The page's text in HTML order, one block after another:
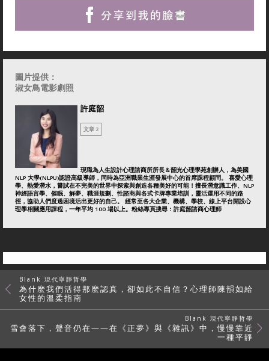
圖片提供：
淑女鳥電影劇照
許庭韶
文章 2
現職為人生設計心理諮商所所長＆韶光心理學苑創辦人，為美國
NLP 大學(NLPU)認證高級導師，同時為亞洲職業生涯發展中心的首席課程顧問。 喜愛心理
學、熱愛潛水，嘗試在不完美的世界中探索與創造各種美好的可能！擅長潛意識工作、NLP
神經語言學、催眠、解夢、職涯規劃、性諮商與各式卡牌專業培訓，靈活運用不同的路
徑，協助人們度過困境活出更好的自己。 經常至各大企業、機構、學校、線上平台開設心
理學相關應用課程，一年平均 100 場以上。粉絲專頁搜尋：許庭韶諮商心理師
Blank 現代寧靜哲學
為什麼我們活得那麼認真，卻如此不自信？心理師陳韻如給
女性的溫柔指南
Blank 現代寧靜哲學
雪會落下，聲音仍在——在《正夢》與《雜訊》中，慢慢靠近
一種平靜